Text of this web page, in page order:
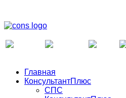
Главная
КонсультантПлюс
СПС